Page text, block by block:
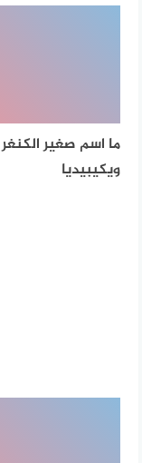
ما اسم صغير الكنغر
ويكيبيديا